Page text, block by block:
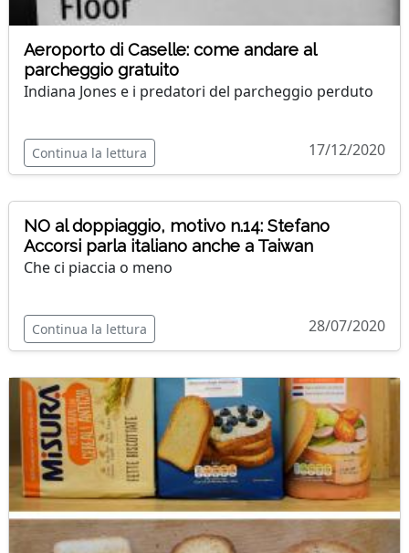
Aeroporto di Caselle: come andare al
parcheggio gratuito
Indiana Jones e i predatori del parcheggio perduto
Continua la lettura 17/12/2020
NO al doppiaggio, motivo n.14: Stefano
Accorsi parla italiano anche a Taiwan
Che ci piaccia o meno
Continua la lettura 28/07/2020